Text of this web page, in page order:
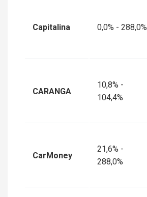
Capitalina 0,0% - 288,0%
CARANGA
10,8% -
104,4%
CarMoney
21,6% -
288,0%